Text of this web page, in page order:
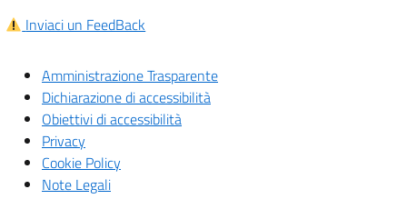
Inviaci un FeedBack
Amministrazione Trasparente
Dichiarazione di accessibilità
Obiettivi di accessibilità
Privacy
Cookie Policy
Note Legali